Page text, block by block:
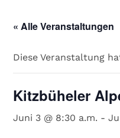
« Alle Veranstaltungen
Diese Veranstaltung
Kitzbüheler
Juni 3 @ 8:30 a.m. -